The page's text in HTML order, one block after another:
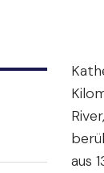
aus